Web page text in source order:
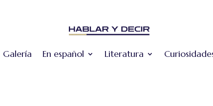
Galería En español Literatura